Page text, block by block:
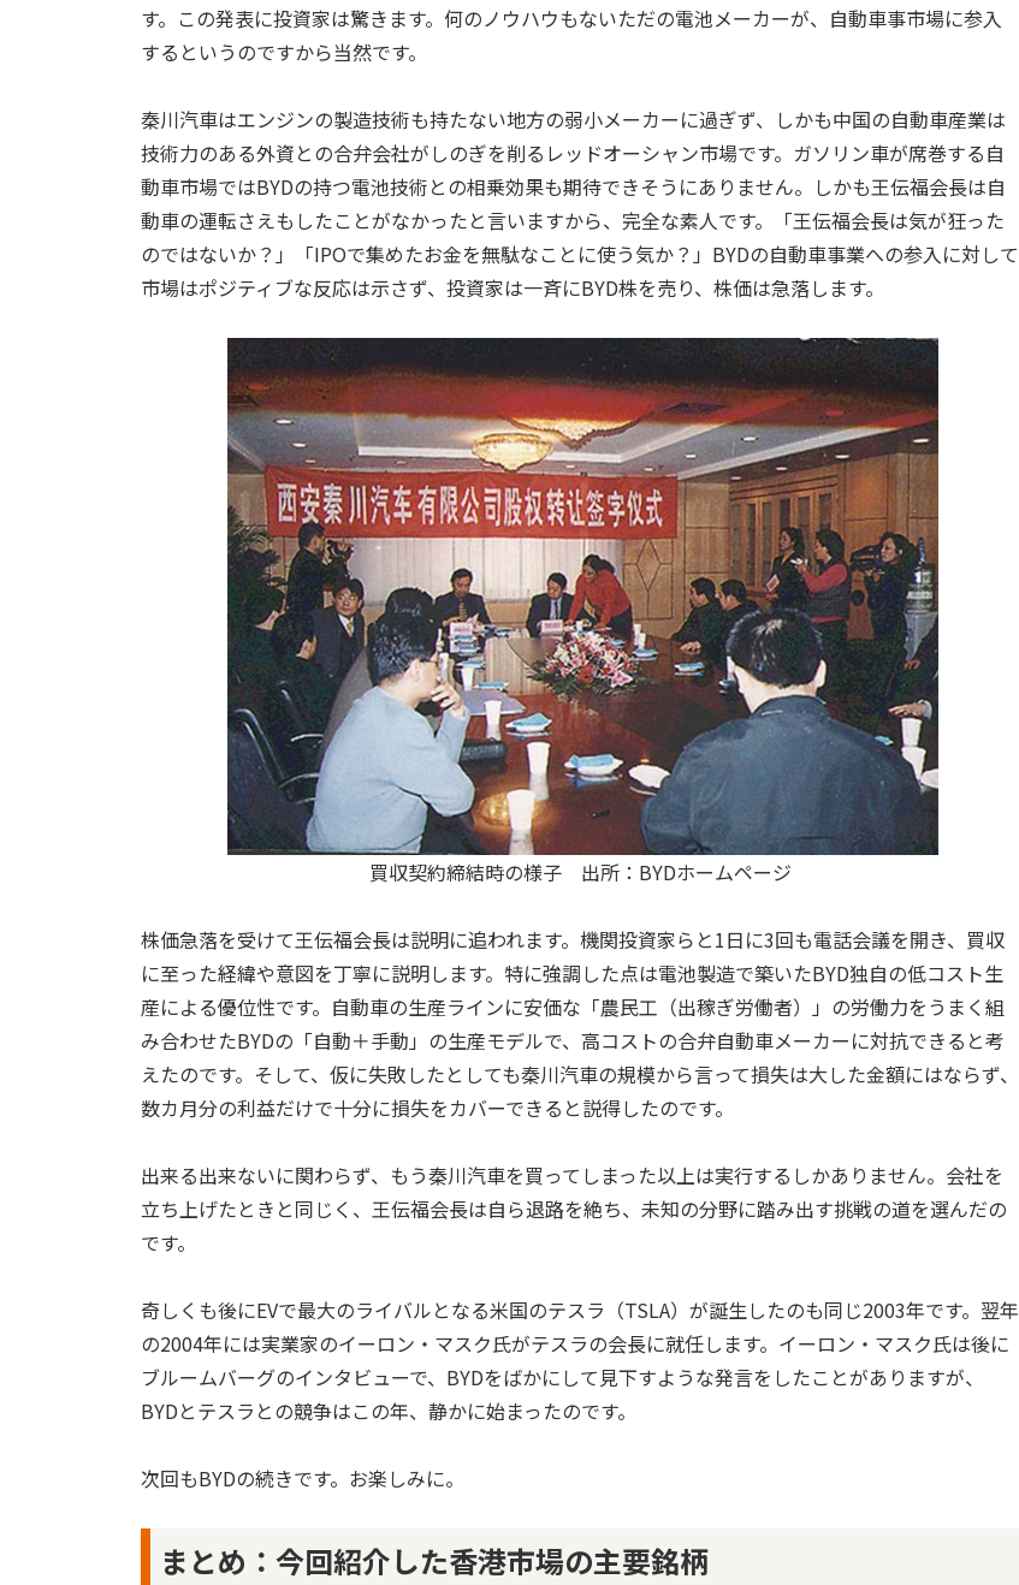
す。この発表に投資家は驚きます。何のノウハウもないただの電池メーカーが、自動車事市場に参入
するというのですから当然です。
秦川汽車はエンジンの製造技術も持たない地方の弱小メーカーに過ぎず、しかも中国の自動車産業は
技術力のある外資との合弁会社がしのぎを削るレッドオーシャン市場です。ガソリン車が席巻する自
動車市場ではBYDの持つ電池技術との相乗効果も期待できそうにありません。しかも王伝福会長は自
動車の運転さえもしたことがなかったと言いますから、完全な素人です。「王伝福会長は気が狂った
のではないか？」「IPOで集めたお金を無駄なことに使う気か？」BYDの自動車事業への参入に対して
市場はポジティブな反応は示さず、投資家は一斉にBYD株を売り、株価は急落します。
買収契約締結時の様子 出所：BYDホームページ
株価急落を受けて王伝福会長は説明に追われます。機関投資家らと1日に3回も電話会議を開き、買収
に至った経緯や意図を丁寧に説明します。特に強調した点は電池製造で築いたBYD独自の低コスト生
産による優位性です。自動車の生産ラインに安価な「農民工（出稼ぎ労働者）」の労働力をうまく組
み合わせたBYDの「自動＋手動」の生産モデルで、高コストの合弁自動車メーカーに対抗できると考
えたのです。そして、仮に失敗したとしても秦川汽車の規模から言って損失は大した金額にはならず、
数カ月分の利益だけで十分に損失をカバーできると説得したのです。
出来る出来ないに関わらず、もう秦川汽車を買ってしまった以上は実行するしかありません。会社を
立ち上げたときと同じく、王伝福会長は自ら退路を絶ち、未知の分野に踏み出す挑戦の道を選んだの
です。
奇しくも後にEVで最大のライバルとなる米国のテスラ（TSLA）が誕生したのも同じ2003年です。翌年
の2004年には実業家のイーロン・マスク氏がテスラの会長に就任します。イーロン・マスク氏は後に
ブルームバーグのインタビューで、BYDをばかにして見下すような発言をしたことがありますが、
BYDとテスラとの競争はこの年、静かに始まったのです。
次回もBYDの続きです。お楽しみに。
まとめ：今回紹介した香港市場の主要銘柄